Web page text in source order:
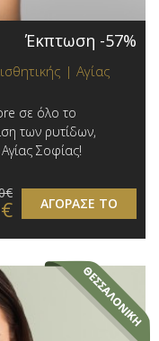
Έκπτωση -57%
| Αγίας
σε όλο το
των ρυτίδων,
Σοφίας!
ΑΓΟΡΑΣΕ ΤΟ